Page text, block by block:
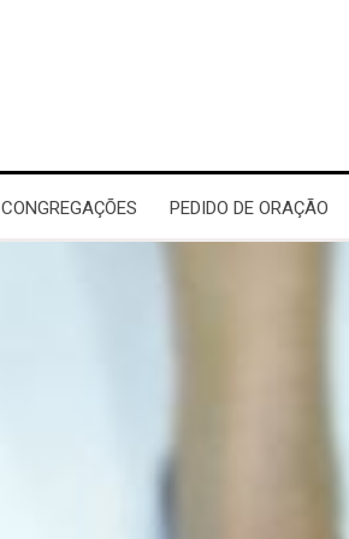
CONGREGAÇÕES PEDIDO DE ORAÇÃO